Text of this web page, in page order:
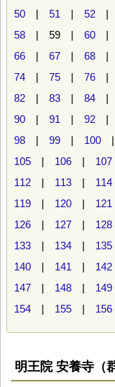
50 | 51 | 52 |
58 | 59 | 60 |
66 | 67 | 68 |
74 | 75 | 76 |
82 | 83 | 84 |
90 | 91 | 92 |
98 | 99 | 100
105 | 106 | 107
112 | 113 | 114
119 | 120 | 121
126 | 127 | 128
133 | 134 | 135
140 | 141 | 142
147 | 148 | 149
154 | 155 | 156
明王院 安養寺（